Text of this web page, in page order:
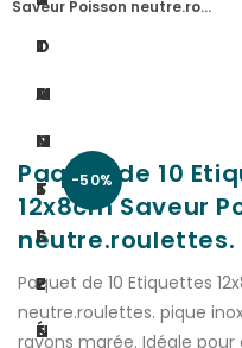
I
O
N
S
S
P
É
O
M
M
E
S
-
N
T
A
C
T
E
Z
-
Saveur Poisson neutre.ro…
-50%
Paquet de 10
12x8cm Saveur
neutre.roulettes.
Paquet de 10 Etiquettes
neutre.roulettes. pique
rayons marée. Idéale